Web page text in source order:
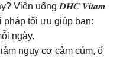
Viên uống 𝑫𝑯𝑪 𝑽𝒊𝒕𝒂𝒎
pháp tối ưu giúp bạn:
ngày.
nguy cơ cảm cúm, ố